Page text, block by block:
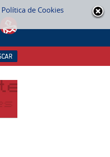
Política de Cookies